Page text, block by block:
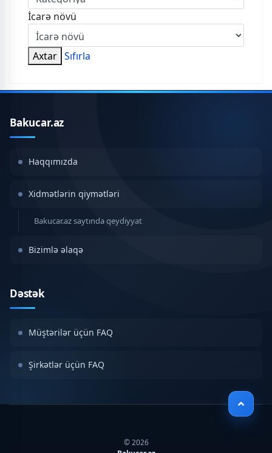
İcarə növü
Axtar Sıfırla
Bakucar.az
Haqqımızda
Xidmətlərin qiymətləri
Bakucar.az saytında qeydiyyat
Bizimlə əlaqə
Dəstək
Müştərilər üçün FAQ
Şirkətlər üçün FAQ
© 2026